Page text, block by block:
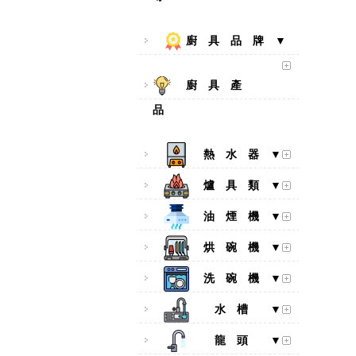
廚 具 品 牌 ▼
廚 具 產
品
熱 水 器 ▼
爐 具 類 ▼
油 煙 機 ▼
烘 碗 機 ▼
洗 碗 機 ▼
水 槽 ▼
龍 頭 ▼